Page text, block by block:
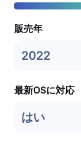
販売年
2022
最新OSに対応
はい